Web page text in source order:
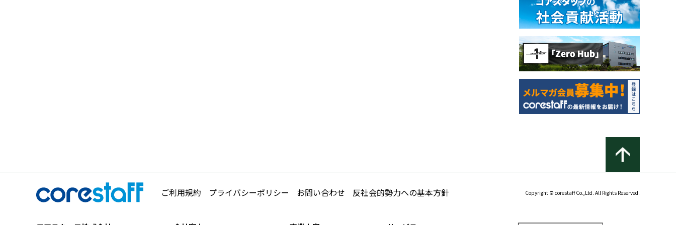
ご利用規約 プライバシーポリシー お問い合わせ 反社会的勢力への基本方針 Copyright © corestaff Co.,Ltd. All Rights Reserved.